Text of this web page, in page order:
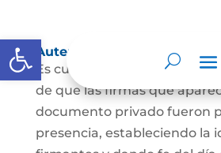
Abrir barra de herramientas
Autenticaciones
Es cuando el notario da
de que las firmas que
documento privado fueron
presencia, estableciendo la